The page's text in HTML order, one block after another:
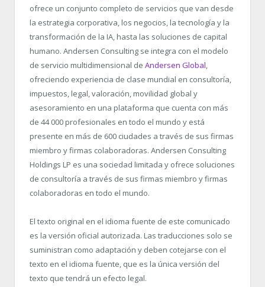
ofrece un conjunto completo de servicios que van desde
la estrategia corporativa, los negocios, la tecnología y la
transformación de la IA, hasta las soluciones de capital
humano. Andersen Consulting se integra con el modelo
de servicio multidimensional de Andersen Global
ofreciendo experiencia de clase mundial en consultoría,
impuestos, legal, valoración, movilidad global y
asesoramiento en una plataforma que cuenta con más
de 44 000 profesionales en todo el mundo y está
presente en más de 600 ciudades a través de sus firmas
miembro y firmas colaboradoras. Andersen Consulting
Holdings LP es una sociedad limitada y ofrece soluciones
de consultoría a través de sus firmas miembro y firmas
colaboradoras en todo el mundo.
El texto original en el idioma fuente de este comunicado
es la versión oficial autorizada. Las traducciones solo se
suministran como adaptación y deben cotejarse con el
texto en el idioma fuente, que es la única versión del
texto que tendrá un efecto legal.